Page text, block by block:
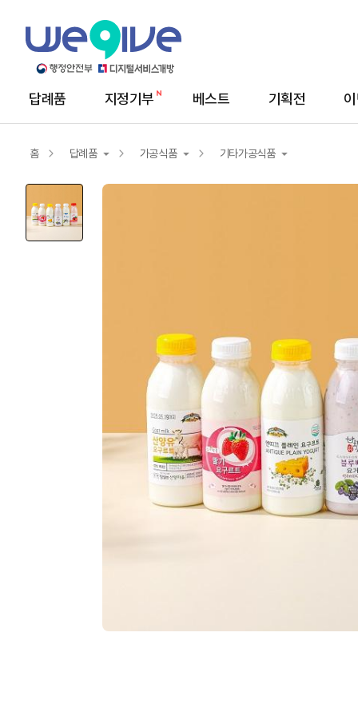
메
답례품 지정기부 베스트 기획전
홈 답례품
답례품
지정기부
가공식품
농산물
기타가공식품
김치/절임배추
빵/시리얼/유제품
기타가공식품